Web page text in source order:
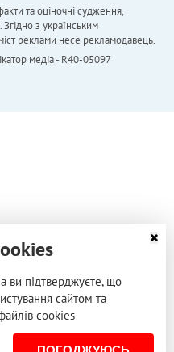
та оціночні судження,
з українським
реклами несе рекламодавець.
медіа - R40-05097
ви підтверджуєте, що
сайтом та
cookies